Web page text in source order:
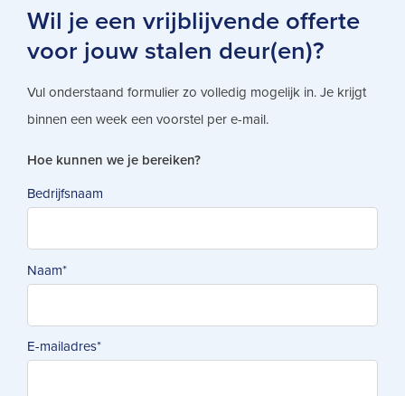
Wil je een vrijblijvende offerte
voor jouw stalen deur(en)?
Vul onderstaand formulier zo volledig mogelijk in. Je krijgt
binnen een week een voorstel per e-mail.
Hoe kunnen we je bereiken?
Bedrijfsnaam
Naam*
E-mailadres*